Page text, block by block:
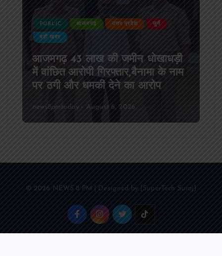
PUBLIC आजमगढ़ उत्तर प्रदेश जुर्म
बड़ी खबर
आजमगढ़ 43 लाख की जमीन धोखाधड़ी
में वांछित आरोपी गिरफ्तार,बैनामा के नाम
पर ठगी और धमकी देने का आरोप
news8pmtoday August 6, 2026
© 2026 NEWS 8 PM | Designed by [SuperTech Suraj]